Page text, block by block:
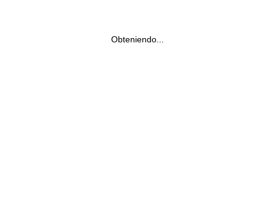
Obteniendo...